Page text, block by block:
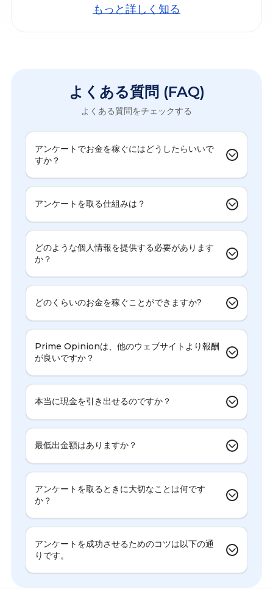
もっと詳しく知る
よくある質問 (FAQ)
よくある質問をチェックする
アンケートでお金を稼ぐにはどうしたらいいで
すか？
アンケートを取る仕組みは？
どのような個人情報を提供する必要があります
か？
どのくらいのお金を稼ぐことができますか?
Prime Opinionは、他のウェブサイトより報酬
が良いですか？
本当に現金を引き出せるのですか？
最低出金額はありますか？
アンケートを取るときに大切なことは何です
か？
アンケートを成功させるためのコツは以下の通
りです。